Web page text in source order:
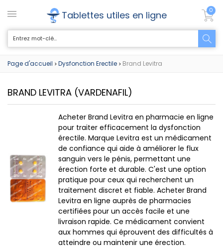
Tablettes utiles en ligne 0
Page d'accueil > Dysfonction Erectile > Brand Levitra
BRAND LEVITRA (VARDENAFIL)
Acheter Brand Levitra en pharmacie en ligne
pour traiter efficacement la dysfonction
érectile. Marque Levitra est un médicament
de confiance qui aide à améliorer le flux
sanguin vers le pénis, permettant une
érection forte et durable. C'est une option
pratique pour ceux qui recherchent un
traitement discret et fiable. Acheter Brand
Levitra en ligne auprès de pharmacies
certifiées pour un accès facile et une
livraison rapide. Ce médicament convient
aux hommes qui éprouvent des difficultés à
atteindre ou maintenir une érection.